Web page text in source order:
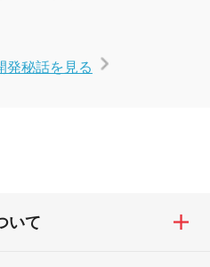
発秘話を見る
いて